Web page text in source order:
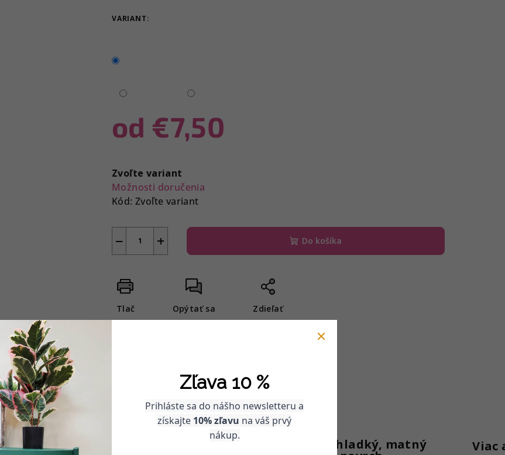
VARIANT:
od €7,50
cena:
Zvoľte variant
Možnosti doručenia
Kód: Zvoľte variant
+
− Do košíka
Tlač Opýtať sa Zdieľať
Super hladký, matný Viac
Zľava 10 %
Prihláste sa do nášho newsletteru a
získajte 10% zľavu na váš prvý
nákup.